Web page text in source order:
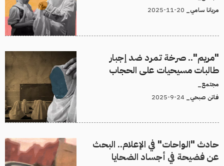
مريانا سامي_
"مريم".. صرخة تمرد ضد إجبار
طالبات مسيحيات على الحجاب
مجتمع_
فاتن صبحي_
حادث "الواحات" في الإعلام.. البحث
عن فضيحة في أجساد الضحايا